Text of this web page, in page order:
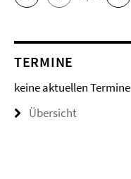
TERMINE
keine aktuellen Termine
Übersicht